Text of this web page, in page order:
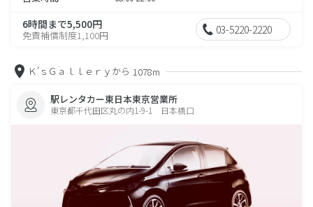
6時間まで5,500円
免責補償制度1,100円 03-5220-2220
Ｋ’ｓＧａｌｌｅｒｙから 1078m
駅レンタカー東日本東京営業所
東京都千代田区丸の内1-9-1 日本橋口